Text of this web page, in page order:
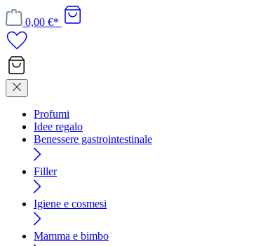
0,00 €*
Profumi
Idee regalo
Benessere gastrointestinale
Filler
Igiene e cosmesi
Mamma e bimbo